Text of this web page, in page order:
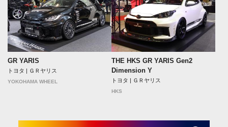
GR YARIS
トヨタ | ＧＲヤリス
YOKOHAMA WHEEL
THE HKS GR YARIS Gen2
Dimension Y
トヨタ | ＧＲヤリス
HKS